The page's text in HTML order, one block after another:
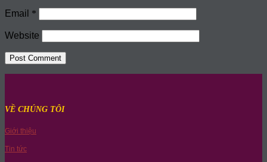
Email *
Website
VỀ CHÚNG TÔI
Giới thiệu
Tin tức